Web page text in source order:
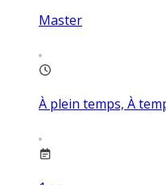
Master
À plein temps, À